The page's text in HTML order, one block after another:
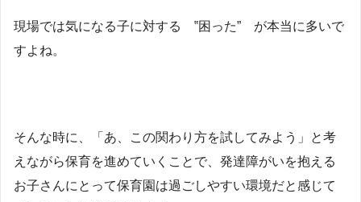
現場では気になる子に対する ‟困った” が本当に多いで
すよね。
そんな時に、「あ、この関わり方を試してみよう」と考
えながら保育を進めていくことで、発達障がいを抱える
お子さんにとって保育園は過ごしやすい環境だと感じて